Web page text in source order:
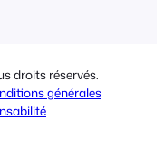
droits réservés.
générales